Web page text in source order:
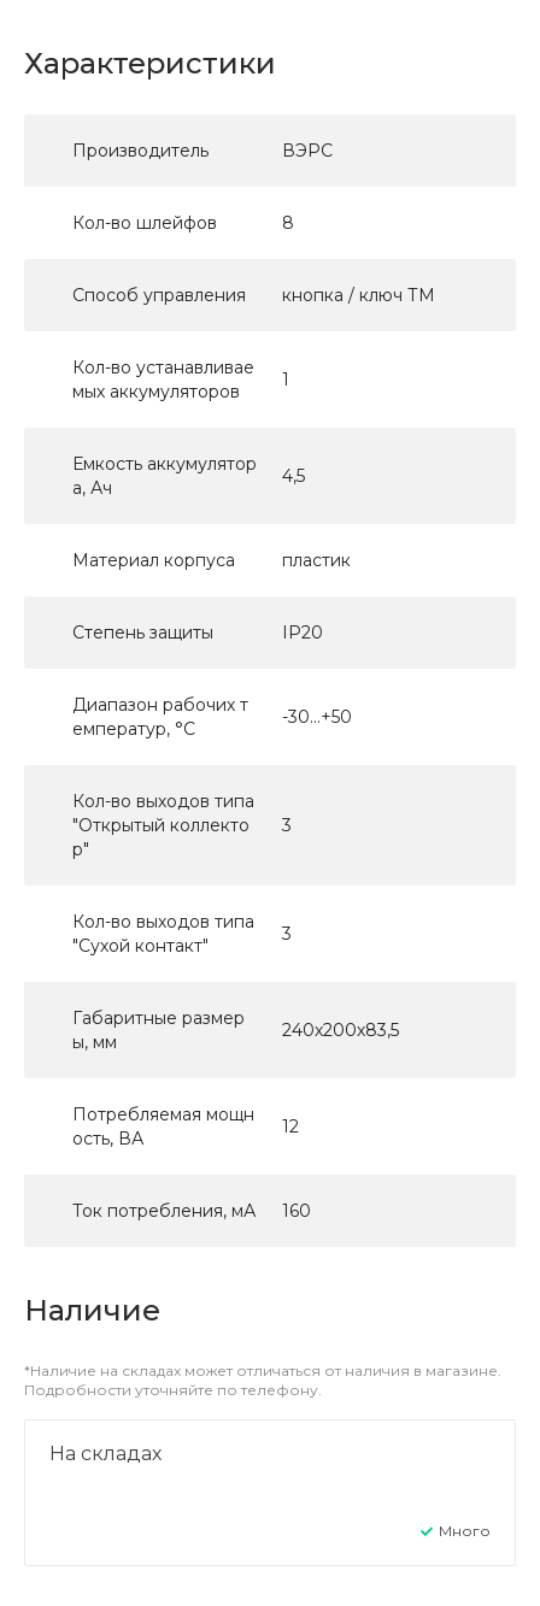
Характеристики
Производитель ВЭРС
Кол-во шлейфов 8
Способ управления кнопка / ключ ТМ
Кол-во устанавливае
мых аккумуляторов
1
Емкость аккумулятор
а, Ач
4,5
Материал корпуса пластик
Степень защиты IP20
Диапазон рабочих т
емператур, °С
-30…+50
Кол-во выходов типа
"Открытый коллекто
р"
3
Кол-во выходов типа
"Сухой контакт"
3
Габаритные размер
ы, мм
240х200х83,5
Потребляемая мощн
ость, ВА
12
Ток потребления, мА 160
Наличие
*Наличие на складах может отличаться от наличия в магазине.
Подробности уточняйте по телефону.
На складах
Много